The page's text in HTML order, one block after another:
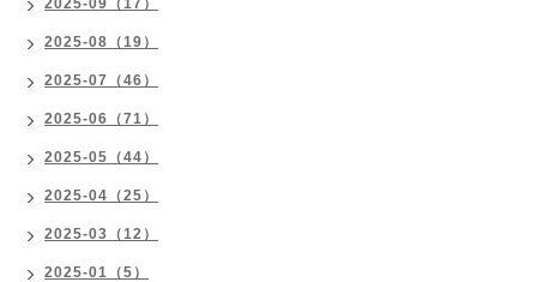
2025-09（17）
2025-08（19）
2025-07（46）
2025-06（71）
2025-05（44）
2025-04（25）
2025-03（12）
2025-01（5）